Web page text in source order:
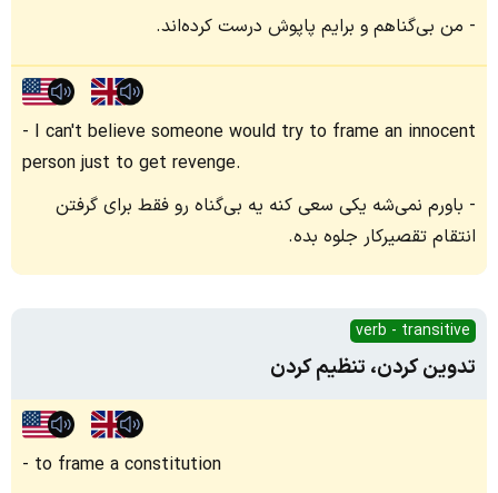
من بی‌گناهم و برایم پاپوش درست کرده‌اند.
I can't believe someone would try to frame an innocent
person just to get revenge.
باورم نمی‌شه یکی سعی کنه یه بی‌گناه رو فقط برای گرفتن
انتقام تقصیرکار جلوه بده.
verb - transitive
تدوین کردن، تنظیم کردن
to frame a constitution